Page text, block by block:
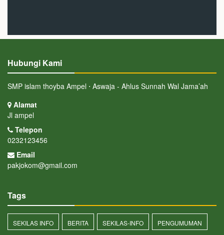
Hubungi Kami
SMP islam thoyba Ampel ⋅ Aswaja - Ahlus Sunnah Wal Jama’ah
Alamat
Jl ampel
Telepon
0232123456
Email
pakjokom@gmail.com
Tags
SEKILAS INFO BERITA SEKILAS-INFO PENGUMUMAN